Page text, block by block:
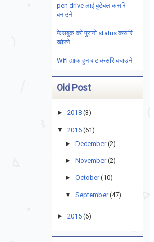
pen drive लाई बुटेबल कसरि
बनाउने
फेसबुक को पुरानो status कसरि
खोज्ने
Wifi ह्याक हुन बाट कसरि बचाउने
Old Post
► 2018 (3)
▼ 2016 (61)
► December (2)
► November (2)
► October (10)
▼ September (47)
► 2015 (6)